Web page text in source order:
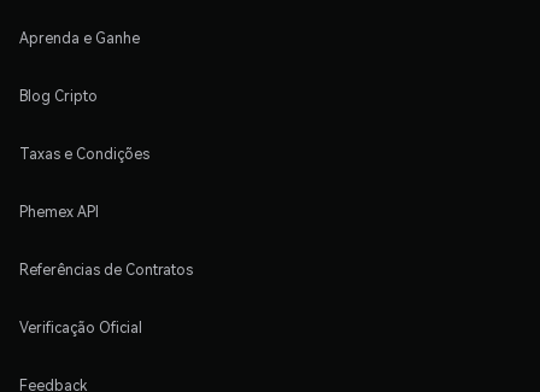
Aprenda e Ganhe
Blog Cripto
Taxas e Condições
Phemex API
Referências de Contratos
Verificação Oficial
Feedback